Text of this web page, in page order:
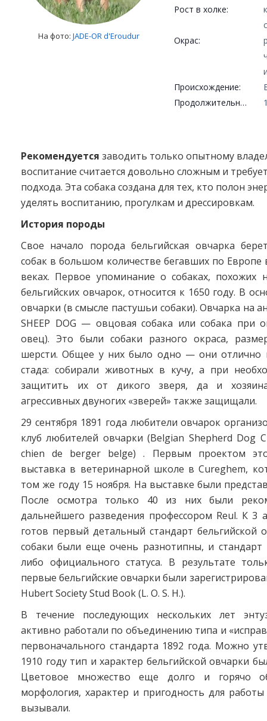
На фото: JADE-OR d'Eroudur
Рост в холке:
Окрас:
Происхождение:
Продолжительность жизни:
Рекомендуется заводить только опытному
воспитание считается довольно сложным и
подхода. Эта собака создана для тех, кто полон
уделять воспитанию, прогулкам и дрессировкам.
История породы
Свое начало порода бельгийская овчарка
собак в большом количестве бегавших по Европе
веках. Первое упоминание о собаках, похожих
бельгийских овчарок, относится к 1650 году. В
овчарки (в смысле пастушьи собаки). Овчарка на
SHEEP DOG — овцовая собака или собака при
овец). Это были собаки разного окраса,
шерсти. Общее у них было одно — они отлично
стада: собирали животных в кучу, а при
защитить их от дикого зверя, да и
агрессивных двуногих «зверей» также защищали.
29 сентября 1891 года любители овчарок
клуб любителей овчарки (Belgian Shepherd Dog
chien de berger belge) . Первым проектом
выставка в ветеринарной школе в Cureghem,
том же году 15 ноября. На выставке были
После осмотра только 40 из них были
дальнейшего разведения профессором Reul. К 3
готов первый детальный стандарт бельгийской
собаки были еще очень разнотипны, и стандарт
либо официального статуса. В результате
первые бельгийские овчарки были
Hubert Society Stud Book (L. O. S. H.).
В течение последующих нескольких лет
активно работали по объединению типа и
первоначального стандарта 1892 года. Можно
1910 году тип и характер бельгийской овчарки
Цветовое множество еще долго и горячо
морфология, характер и пригодность для работы
вызывали.